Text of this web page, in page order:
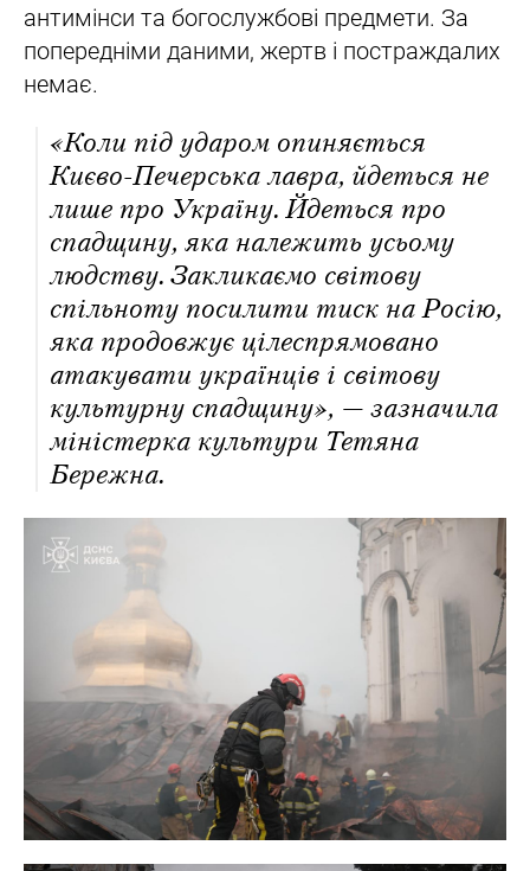
антимінси та богослужбові предмети. За
попередніми даними, жертв і постраждалих
немає.
«Коли під ударом опиняється
Києво-Печерська лавра, йдеться не
лише про Україну. Йдеться про
спадщину, яка належить усьому
людству. Закликаємо світову
спільноту посилити тиск на Росію,
яка продовжує цілеспрямовано
атакувати українців і світову
культурну спадщину», — зазначила
міністерка культури Тетяна
Бережна.